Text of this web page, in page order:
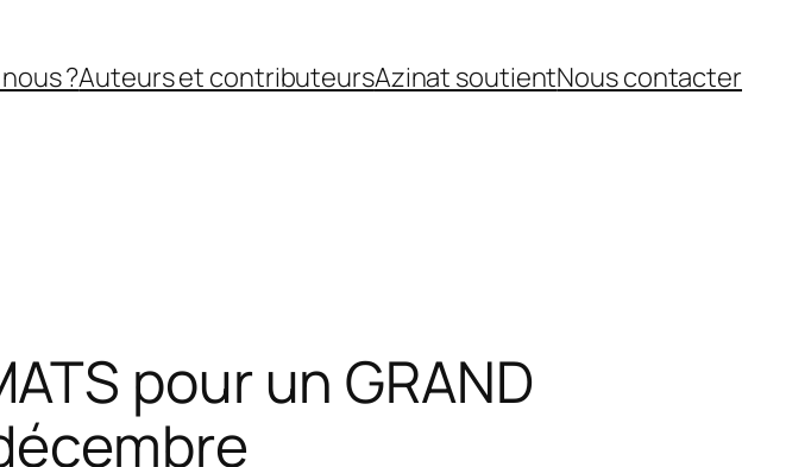
?Auteurs et contributeursAzinat soutientNous contacter
pour un GRAND